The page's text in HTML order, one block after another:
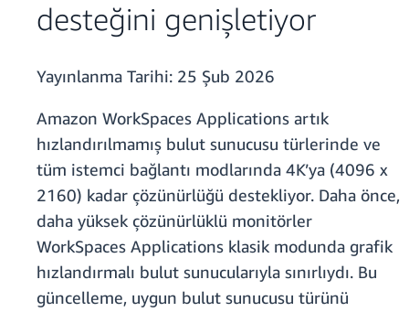
desteğini genişletiyor
Yayınlanma Tarihi: 25 Şub 2026
Amazon WorkSpaces Applications artık
hızlandırılmamış bulut sunucusu türlerinde ve
tüm istemci bağlantı modlarında 4K’ya (4096 x
2160) kadar çözünürlüğü destekliyor. Daha önce,
daha yüksek çözünürlüklü monitörler
WorkSpaces Applications klasik modunda grafik
hızlandırmalı bulut sunucularıyla sınırlıydı. Bu
güncelleme, uygun bulut sunucusu türünü